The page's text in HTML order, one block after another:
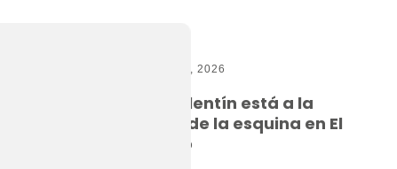
23 Ene, 2026
San Valentín está a la
vuelta de la esquina en El
Ingenio